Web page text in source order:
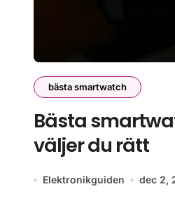
bästa smartwatch
Bästa
väljer du rätt
Elektronikguiden dec 2,